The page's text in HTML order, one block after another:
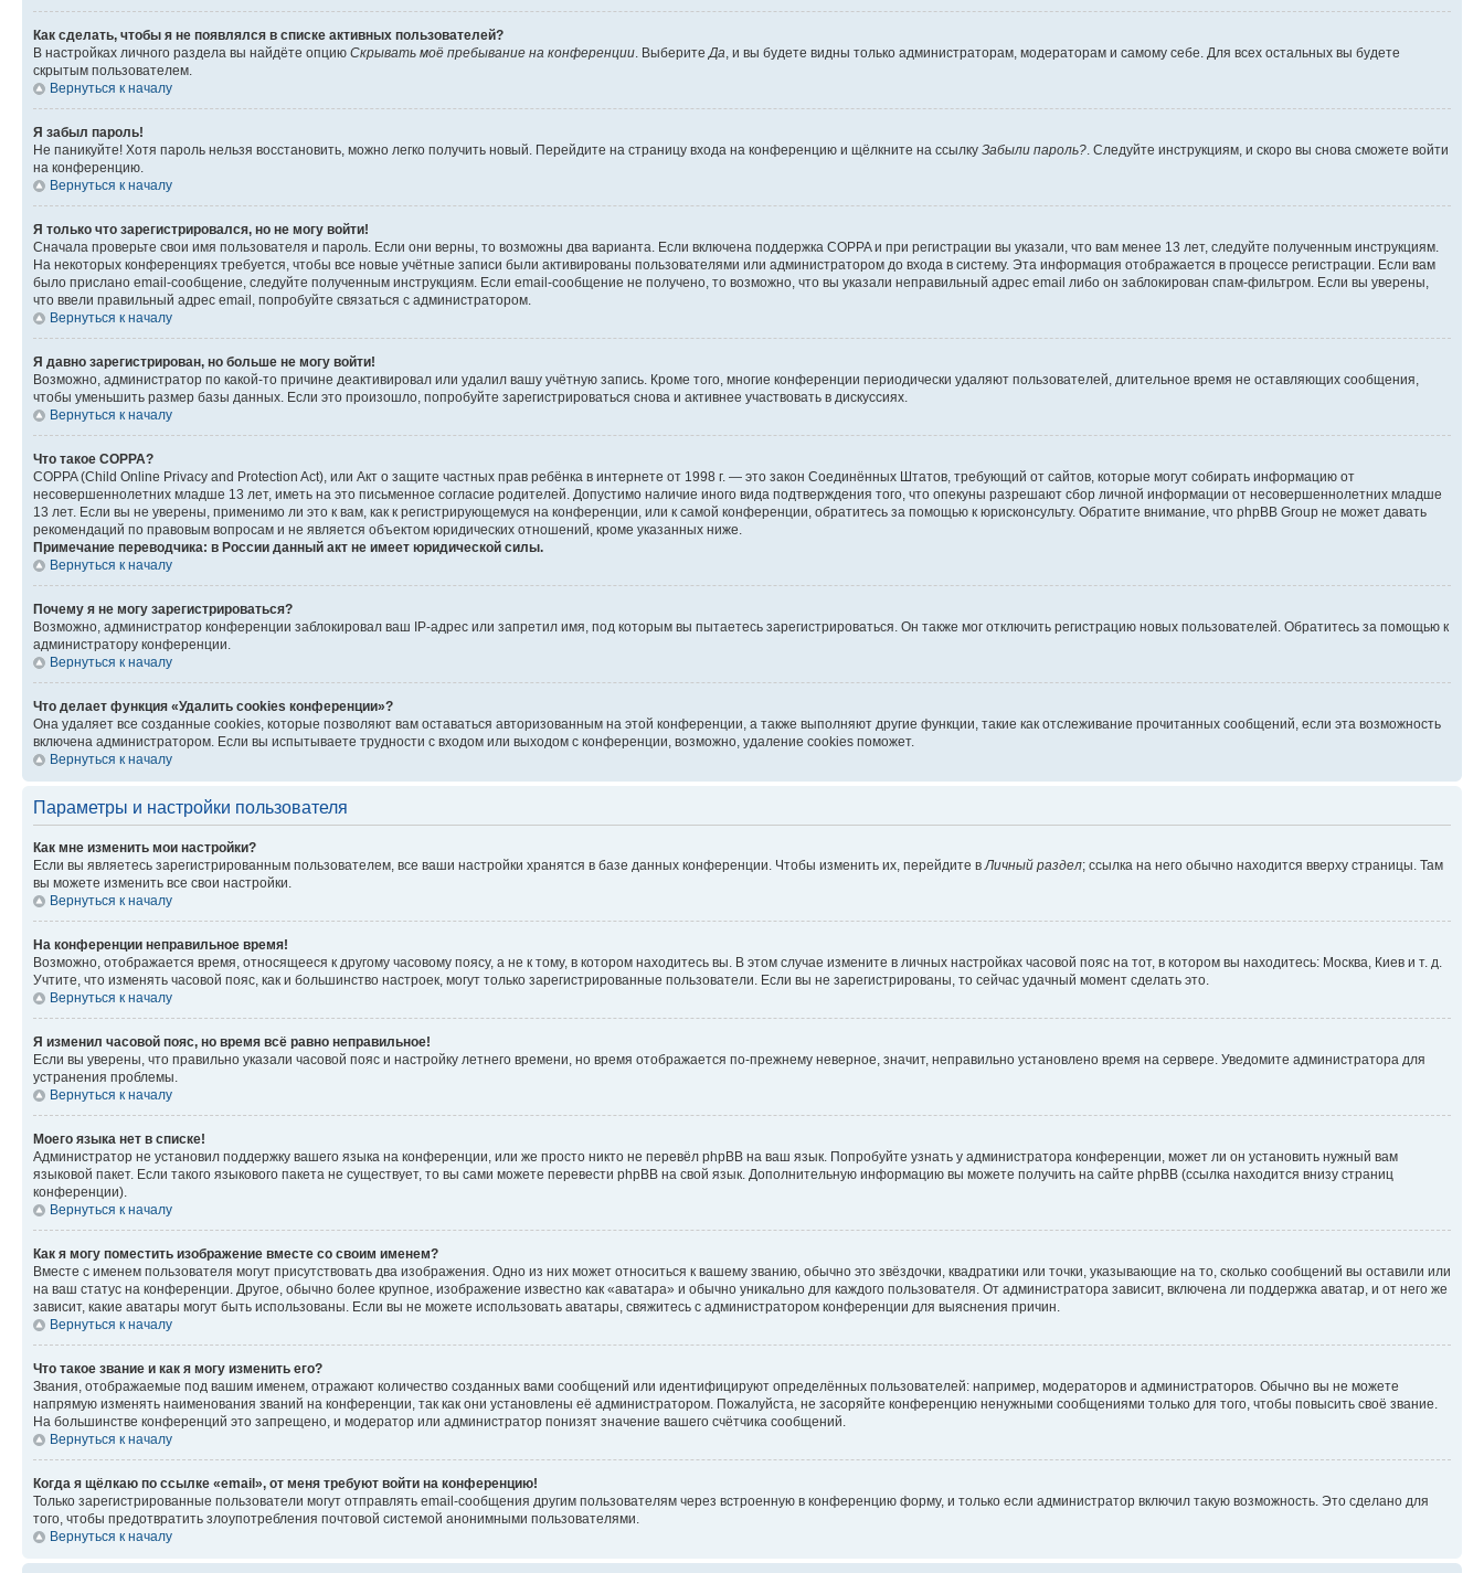
Как сделать, чтобы я не появлялся в списке активных пользователей?
В настройках личного раздела вы найдёте опцию Скрывать моё пребывание на конференции . Выберите Да , и вы будете видны только администраторам, модераторам и самому себе. Для всех остальных вы будете
скрытым пользователем.
Вернуться к началу
Я забыл пароль!
Не паникуйте! Хотя пароль нельзя восстановить, можно легко получить новый. Перейдите на страницу входа на конференцию и щёлкните на ссылку Забыли пароль? . Следуйте инструкциям, и скоро вы снова сможете войти
на конференцию.
Вернуться к началу
Я только что зарегистрировался, но не могу войти!
Сначала проверьте свои имя пользователя и пароль. Если они верны, то возможны два варианта. Если включена поддержка COPPA и при регистрации вы указали, что вам менее 13 лет, следуйте полученным инструкциям.
На некоторых конференциях требуется, чтобы все новые учётные записи были активированы пользователями или администратором до входа в систему. Эта информация отображается в процессе регистрации. Если вам
было прислано email-сообщение, следуйте полученным инструкциям. Если email-сообщение не получено, то возможно, что вы указали неправильный адрес email либо он заблокирован спам-фильтром. Если вы уверены,
что ввели правильный адрес email, попробуйте связаться с администратором.
Вернуться к началу
Я давно зарегистрирован, но больше не могу войти!
Возможно, администратор по какой-то причине деактивировал или удалил вашу учётную запись. Кроме того, многие конференции периодически удаляют пользователей, длительное время не оставляющих сообщения,
чтобы уменьшить размер базы данных. Если это произошло, попробуйте зарегистрироваться снова и активнее участвовать в дискуссиях.
Вернуться к началу
Что такое COPPA?
COPPA (Child Online Privacy and Protection Act), или Акт о защите частных прав ребёнка в интернете от 1998 г. — это закон Соединённых Штатов, требующий от сайтов, которые могут собирать информацию от
несовершеннолетних младше 13 лет, иметь на это письменное согласие родителей. Допустимо наличие иного вида подтверждения того, что опекуны разрешают сбор личной информации от несовершеннолетних младше
13 лет. Если вы не уверены, применимо ли это к вам, как к регистрирующемуся на конференции, или к самой конференции, обратитесь за помощью к юрисконсульту. Обратите внимание, что phpBB Group не может давать
рекомендаций по правовым вопросам и не является объектом юридических отношений, кроме указанных ниже.
Примечание переводчика: в России данный акт не имеет юридической силы.
Вернуться к началу
Почему я не могу зарегистрироваться?
Возможно, администратор конференции заблокировал ваш IP-адрес или запретил имя, под которым вы пытаетесь зарегистрироваться. Он также мог отключить регистрацию новых пользователей. Обратитесь за помощью к
администратору конференции.
Вернуться к началу
Что делает функция «Удалить cookies конференции»?
Она удаляет все созданные cookies, которые позволяют вам оставаться авторизованным на этой конференции, а также выполняют другие функции, такие как отслеживание прочитанных сообщений, если эта возможность
включена администратором. Если вы испытываете трудности с входом или выходом с конференции, возможно, удаление cookies поможет.
Вернуться к началу
Параметры и настройки пользователя
Как мне изменить мои настройки?
Если вы являетесь зарегистрированным пользователем, все ваши настройки хранятся в базе данных конференции. Чтобы изменить их, перейдите в Личный раздел; ссылка на него обычно находится вверху страницы. Там
вы можете изменить все свои настройки.
Вернуться к началу
На конференции неправильное время!
Возможно, отображается время, относящееся к другому часовому поясу, а не к тому, в котором находитесь вы. В этом случае измените в личных настройках часовой пояс на тот, в котором вы находитесь: Москва, Киев и т. д.
Учтите, что изменять часовой пояс, как и большинство настроек, могут только зарегистрированные пользователи. Если вы не зарегистрированы, то сейчас удачный момент сделать это.
Вернуться к началу
Я изменил часовой пояс, но время всё равно неправильное!
Если вы уверены, что правильно указали часовой пояс и настройку летнего времени, но время отображается по-прежнему неверное, значит, неправильно установлено время на сервере. Уведомите администратора для
устранения проблемы.
Вернуться к началу
Моего языка нет в списке!
Администратор не установил поддержку вашего языка на конференции, или же просто никто не перевёл phpBB на ваш язык. Попробуйте узнать у администратора конференции, может ли он установить нужный вам
языковой пакет. Если такого языкового пакета не существует, то вы сами можете перевести phpBB на свой язык. Дополнительную информацию вы можете получить на сайте phpBB (ссылка находится внизу страниц
конференции).
Вернуться к началу
Как я могу поместить изображение вместе со своим именем?
Вместе с именем пользователя могут присутствовать два изображения. Одно из них может относиться к вашему званию, обычно это звёздочки, квадратики или точки, указывающие на то, сколько сообщений вы оставили или
на ваш статус на конференции. Другое, обычно более крупное, изображение известно как «аватара» и обычно уникально для каждого пользователя. От администратора зависит, включена ли поддержка аватар, и от него же
зависит, какие аватары могут быть использованы. Если вы не можете использовать аватары, свяжитесь с администратором конференции для выяснения причин.
Вернуться к началу
Что такое звание и как я могу изменить его?
Звания, отображаемые под вашим именем, отражают количество созданных вами сообщений или идентифицируют определённых пользователей: например, модераторов и администраторов. Обычно вы не можете
напрямую изменять наименования званий на конференции, так как они установлены её администратором. Пожалуйста, не засоряйте конференцию ненужными сообщениями только для того, чтобы повысить своё звание.
На большинстве конференций это запрещено, и модератор или администратор понизят значение вашего счётчика сообщений.
Вернуться к началу
Когда я щёлкаю по ссылке «email», от меня требуют войти на конференцию!
Только зарегистрированные пользователи могут отправлять email-сообщения другим пользователям через встроенную в конференцию форму, и только если администратор включил такую возможность. Это сделано для
того, чтобы предотвратить злоупотребления почтовой системой анонимными пользователями.
Вернуться к началу